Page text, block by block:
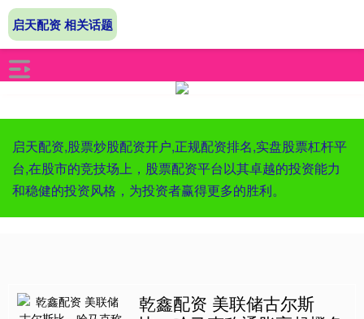
启天配资,股票炒股配资开户,正规配资排名,实盘股票杠杆平
台,在股市的竞技场上，股票配资平台以其卓越的投资能力
和稳健的投资风格，为投资者赢得更多的胜利。
启天配资 相关话题
乾鑫配资 美联储古尔斯